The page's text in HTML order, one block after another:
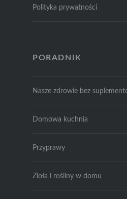
Polityka prywatności
PORADNIK
Nasze zdrowie bez
Domowa kuchnia
Przyprawy
Zioła i rośliny w domu